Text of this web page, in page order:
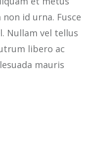
id urna. Fusce
Nullam vel tellus
libero ac
mauris